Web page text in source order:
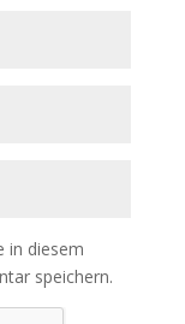
in diesem
speichern.